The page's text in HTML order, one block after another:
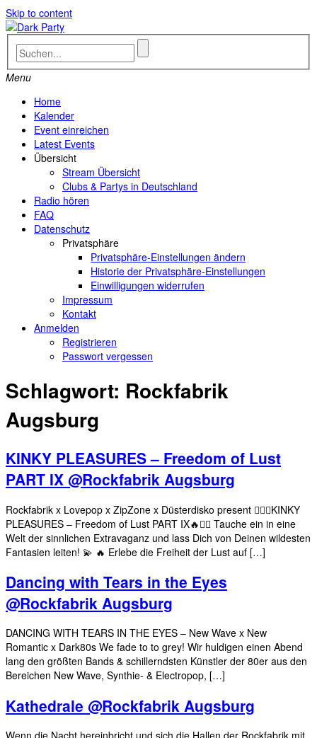
Skip to content
Menu
Home
Kalender
Event einreichen
Latest Events
Übersicht
Stream Übersicht
Clubs & Partys in Deutschland
Radio hören
FAQ
Datenschutz
Privatsphäre
Privatsphäre-Einstellungen ändern
Historie der Privatsphäre-Einstellungen
Einwilligungen widerrufen
Impressum
Kontakt
Anmelden
Registrieren
Passwort vergessen
Schlagwort: Rockfabrik
Augsburg
KINKY PLEASURES – Freedom of Lust
PART IX @Rockfabrik Augsburg
Rockfabrik x Lovepop x ZipZone x Düsterdisko present ❤️‍🔥🔥KINKY
PLEASURES – Freedom of Lust PART IX🔥❤️‍🔥 Tauche ein in eine
Welt der sinnlichen Extravaganz und lass Dich von Deinen wildesten
Fantasien leiten! 💫 🔥 Erlebe die Freiheit der Lust auf […]
Dancing with Tears in the Eyes
@Rockfabrik Augsburg
DANCING WITH TEARS IN THE EYES – New Wave x New
Romantic x Dark80s We fade to to grey! Wir huldigen einen Abend
lang den größten Bands & schillerndsten Künstler der 80er aus den
Bereichen New Wave, Synthie- & Electropop, […]
Kathedrale @Rockfabrik Augsburg